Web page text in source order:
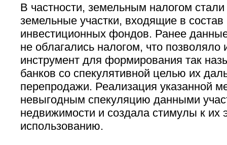
В частности, земельным налогом стали
земельные участки, входящие в
инвестиционных фондов. Ранее
не облагались налогом, что позволяло
инструмент для формирования так
банков со спекулятивной целью их
перепродажи. Реализация указанной
невыгодным спекуляцию данными
недвижимости и создала стимулы к их
использованию.